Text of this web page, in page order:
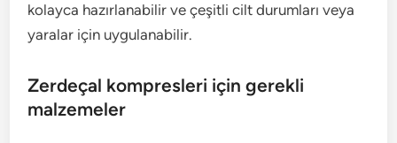
kolayca hazırlanabilir ve çeşitli cilt durumları veya
yaralar için uygulanabilir.
Zerdeçal kompresleri için gerekli
malzemeler